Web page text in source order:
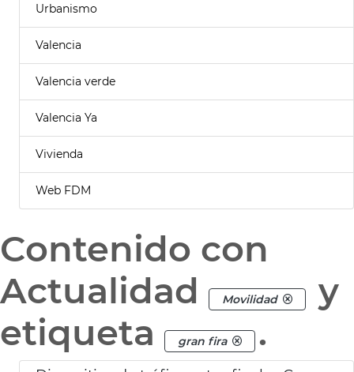
Urbanismo
Valencia
Valencia verde
Valencia Ya
Vivienda
Web FDM
Contenido con
Actualidad
Movilidad
y
etiqueta
gran fira .